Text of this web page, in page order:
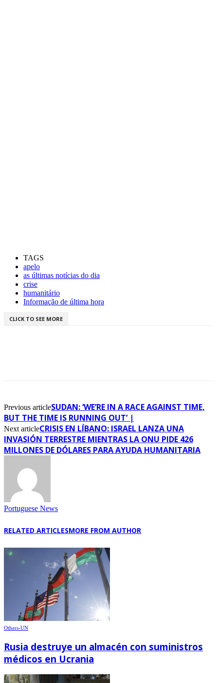
TAGS
apelo
as últimas notícias do dia
crise
humanitário
Informação de última hora
CLICK TO SEE MORE
Previous articleSUDAN: ‘WE’RE IN A RACE AGAINST TIME,
BUT THE TIME IS RUNNING OUT’ |
Next articleCRISIS EN LÍBANO: ISRAEL LANZA UNA
INVASIÓN TERRESTRE MIENTRAS LA ONU PIDE 426
MILLONES DE DÓLARES PARA AYUDA HUMANITARIA
Portuguese News
RELATED ARTICLESMORE FROM AUTHOR
Others-UN
Rusia destruye un almacén con suministros
médicos en Ucrania